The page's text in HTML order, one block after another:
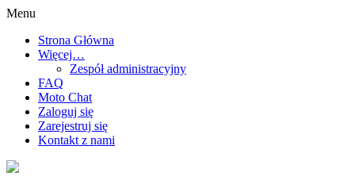
Menu
Strona Główna
Więcej…
Zespół administracyjny
FAQ
Moto Chat
Zaloguj się
Zarejestruj się
Kontakt z nami